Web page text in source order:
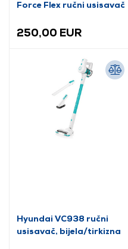
Force Flex ručni usisavač
250,00 EUR
Hyundai VC938 ručni
usisavač, bijela/tirkizna